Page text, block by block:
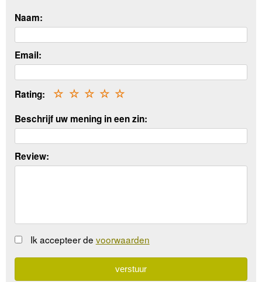
Naam:
Email:
Rating: ☆
☆
☆
☆
☆
Beschrijf uw mening in een zin:
Review:
Ik accepteer de voorwaarden